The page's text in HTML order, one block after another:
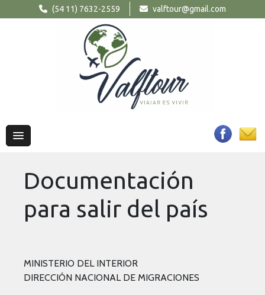
(54 11) 7632-2559 valftour@gmail.com
Documentación
para salir del país
MINISTERIO DEL INTERIOR
DIRECCIÓN NACIONAL DE MIGRACIONES